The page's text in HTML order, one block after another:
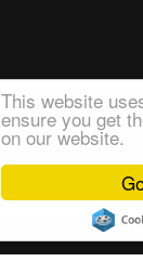
This website
ensure you get
on our website.